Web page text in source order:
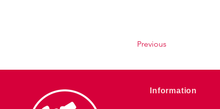
Previous
​Information